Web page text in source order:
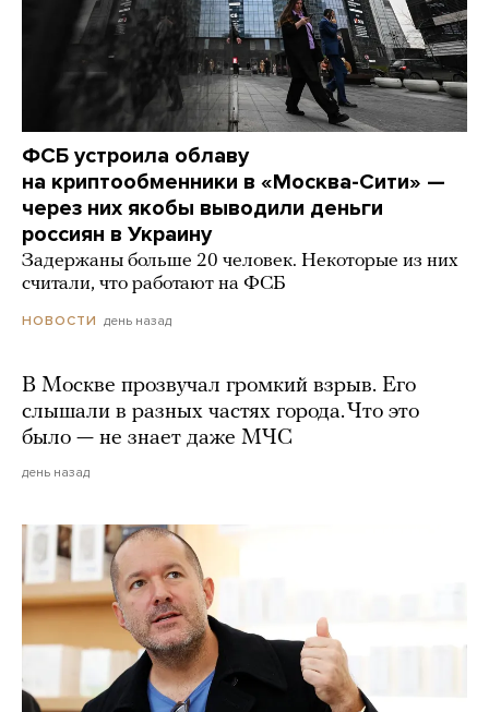
ФСБ устроила облаву
на криптообменники в «Москва-Сити» —
через них якобы выводили деньги
россиян в Украину
Задержаны больше 20 человек. Некоторые из них
считали, что работают на ФСБ
НОВОСТИ день назад
В Москве прозвучал громкий взрыв. Его
слышали в разных частях города. Что это
было — не знает даже МЧС
день назад